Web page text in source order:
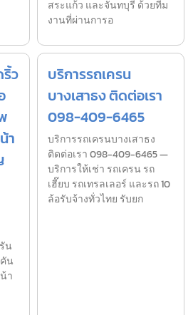
สระแก้ว และจันทบุรี ด้วยทีม
งานที่ผ่านการอ
ว
า
น
น
า
บริการรถเครน
บางเสาธง ติดต่อเรา
098-409-6465
บริการรถเครนบางเสาธง
ติดต่อเรา 098-409-6465 —
บริการให้เช่า รถเครน รถ
เฮี๊ยบ รถเทรลเลอร์ และรถ 10
ล้อรับจ้างทั่วไทย รับยก